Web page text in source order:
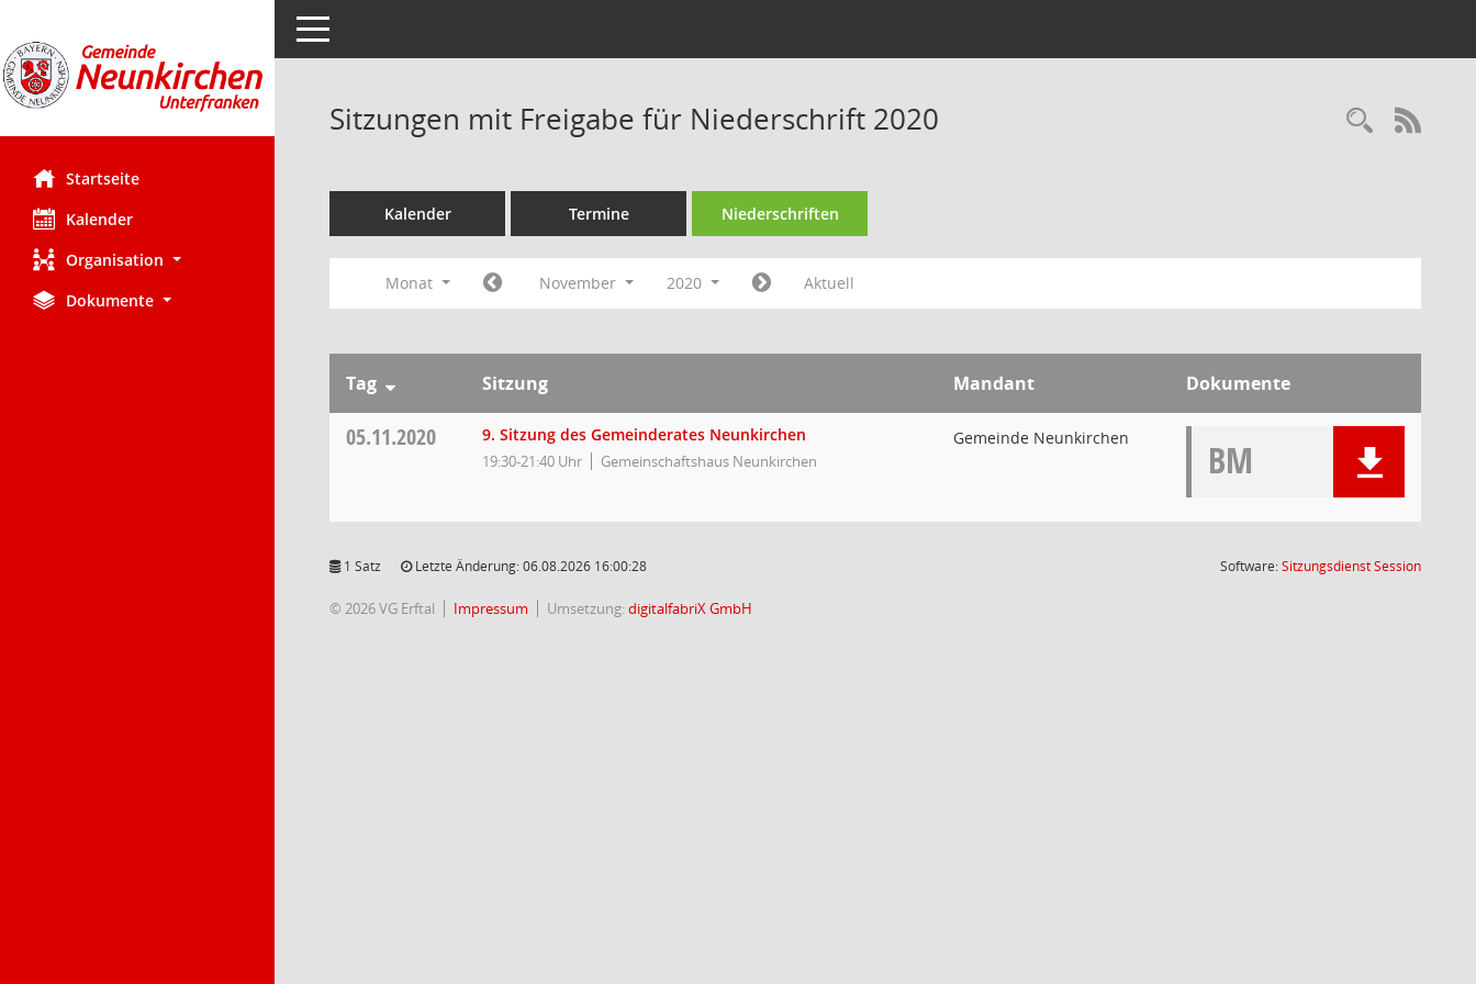
Startseite
Kalender
Organisation
Dokumente
Toggle navigation
Sitzungen mit Freigabe für Niederschrift 2020
Kalender Termine Niederschriften
Monat November 2020 Aktuell
Tag Sitzung Mandant Dokumente
05.11.2020 9. Sitzung des Gemeinderates Neunkirchen
19:30-21:40 Uhr Gemeinschaftshaus Neunkirchen
Gemeinde Neunkirchen BM
1 Satz Letzte Änderung: 06.08.2026 16:00:28 Software:SitzungsdienstSession(Wird in
© 2026 VG Erftal Impressum Umsetzung:digitalfabriX GmbH